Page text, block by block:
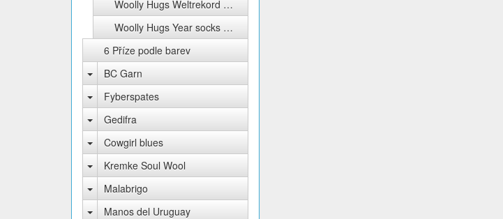
Woolly Hugs Weltrekord sockenwolle 4-fach ****
Woolly Hugs Year socks ****
6 Příze podle barev
BC Garn
Fyberspates
Gedifra
Cowgirl blues
Kremke Soul Wool
Malabrigo
Manos del Uruguay